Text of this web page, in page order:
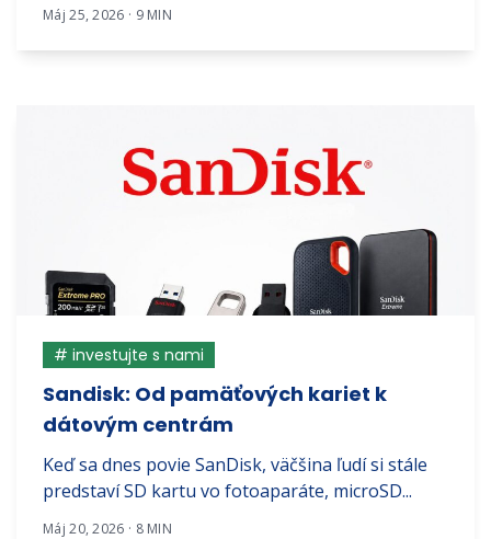
Máj 25, 2026 · 9 MIN
# investujte s nami
Sandisk: Od pamäťových kariet k
dátovým centrám
Keď sa dnes povie SanDisk, väčšina ľudí si stále
predstaví SD kartu vo fotoaparáte, microSD...
Máj 20, 2026 · 8 MIN